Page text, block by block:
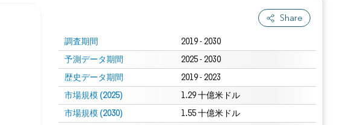
Share
調査期間 2019 - 2030
予測データ期間 2025 - 2030
歴史データ期間 2019 - 2023
市場規模 (2025) 1.29 十億米ドル
市場規模 (2030) 1.55 十億米ドル